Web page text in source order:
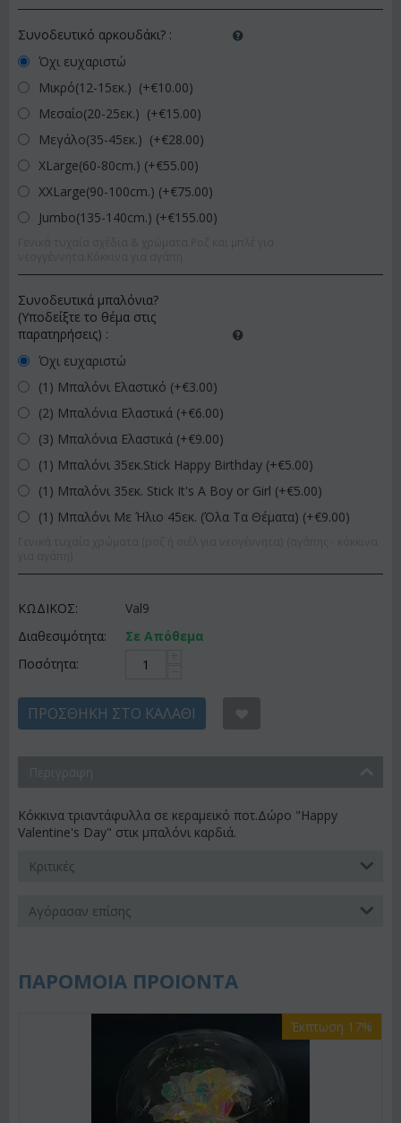
Συνοδευτικό αρκουδάκι? :
Όχι ευχαριστώ
Μικρό(12-15εκ.) (+€10.00)
Μεσαίο(20-25εκ.) (+€15.00)
Μεγάλο(35-45εκ.) (+€28.00)
XLarge(60-80cm.) (+€55.00)
XXLarge(90-100cm.) (+€75.00)
Jumbo(135-140cm.) (+€155.00)
Συνοδευτικά μπαλόνια?
(Υποδείξτε το θέμα στις
παρατηρήσεις) :
Όχι ευχαριστώ
(1) Μπαλόνι Ελαστικό (+€3.00)
(2) Μπαλόνια Ελαστικά (+€6.00)
(3) Μπαλόνια Ελαστικά (+€9.00)
(1) Μπαλόνι 35εκ.Stick Happy Birthday (+€5.00)
(1) Μπαλόνι 35εκ. Stick It's A Boy or Girl (+€5.00)
(1) Μπαλόνι Με Ήλιο 45εκ. (Όλα Τα Θέματα) (+€9.00)
ΚΩΔΙΚΟΣ:
Val9
Διαθεσιμότητα:
Σε Απόθεμα
Ποσότητα:
ΠΡΟΣΘΉΚΗ ΣΤΟ ΚΑΛΆΘΙ
Κόκκινα τριαντάφυλλα σε κεραμεικό ποτ.Δώρο "Happy
Valentine's Day" στικ μπαλόνι καρδιά.
Κριτικές
Αγόρασαν επίσης
ΠΑΡΟΜΟΙΑ ΠΡΟΙΟΝΤΑ
Έκπτωση 17%